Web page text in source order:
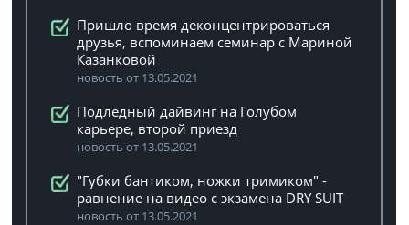
Пришло время деконцентрироваться
друзья, вспоминаем семинар с Мариной
Казанковой
новость от 13.05.2021
Подледный дайвинг на Голубом
карьере, второй приезд
новость от 13.05.2021
"Губки бантиком, ножки тримиком" -
равнение на видео с экзамена DRY SUIT
новость от 13.05.2021